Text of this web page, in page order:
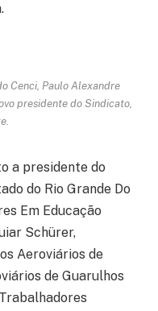
Cenci, Paulo Alexandre
presidente do Sindicato,
a presidente do
do Rio Grande Do
Em Educação
Schürer,
Aeroviários de
de Guarulhos